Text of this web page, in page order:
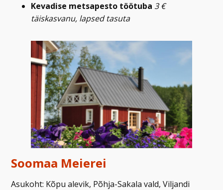
Kevadise metsapesto töötuba 3 €
täiskasvanu, lapsed tasuta
Soomaa Meierei
Asukoht: Kõpu alevik, Põhja-Sakala vald, Viljandi